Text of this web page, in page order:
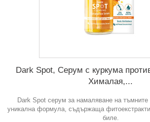
Dark Spot, Серум с куркума
Хималая,...
Dark Spot серум за намаляване на тъмните
уникална формула, съдържаща
биле.